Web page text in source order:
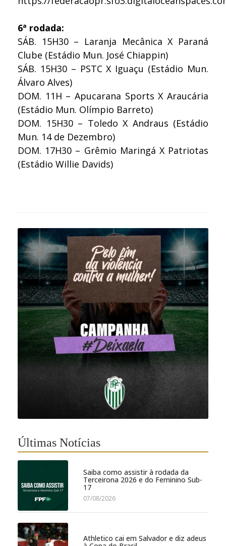
6ª rodada:
SÁB. 15H30 – Laranja Mecânica X Paraná
Clube (Estádio Mun. José Chiappin)
SÁB. 15H30 – PSTC X Iguaçu (Estádio Mun.
Álvaro Alves)
DOM. 11H – Apucarana Sports X Araucária
(Estádio Mun. Olímpio Barreto)
DOM. 15H30 – Toledo X Andraus (Estádio
Mun. 14 de Dezembro)
DOM. 17H30 – Grêmio Maringá X Patriotas
(Estádio Willie Davids)
Últimas Notícias
Saiba como assistir à rodada da
Terceirona 2026 e do Feminino Sub-
17
07/08/2026
Athletico cai em Salvador e diz adeus